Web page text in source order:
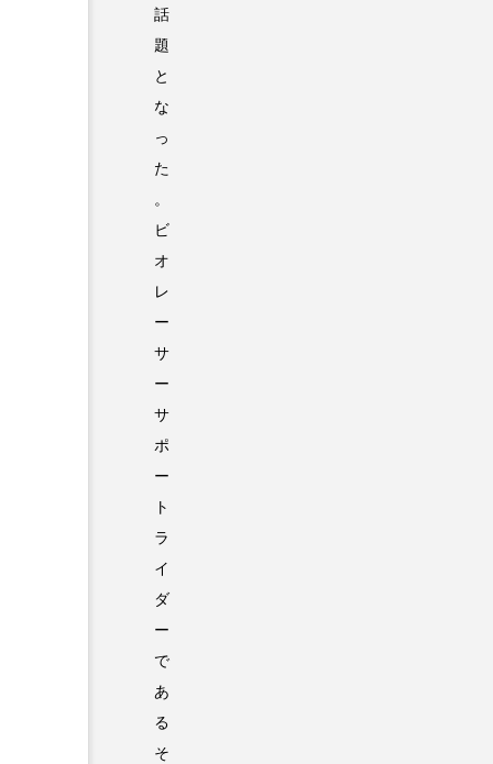
話
題
と
な
っ
た
。
ビ
オ
レ
ー
サ
ー
サ
ポ
ー
ト
ラ
イ
ダ
ー
で
あ
る
そ